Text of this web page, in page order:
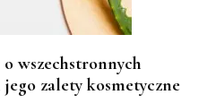
wszechstronnych
zalety kosmetyczne